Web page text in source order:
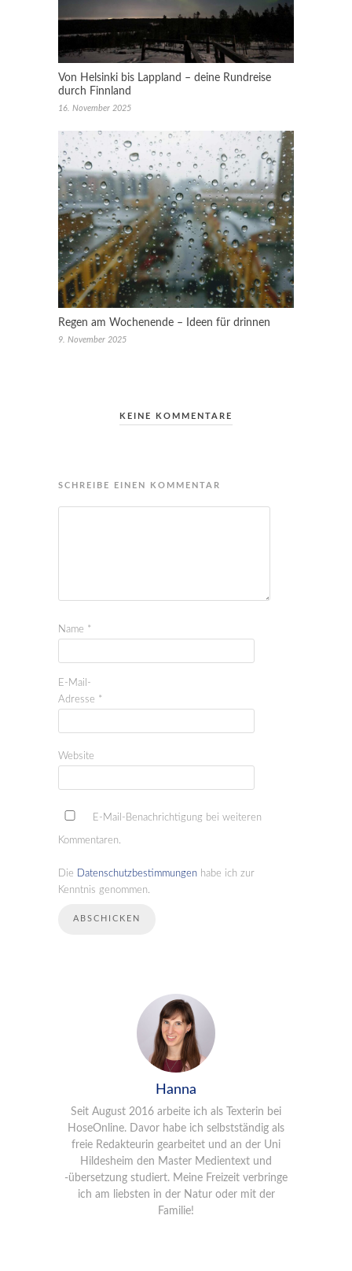
Von Helsinki bis Lappland – deine Rundreise
durch Finnland
16. November 2025
Regen am Wochenende – Ideen für drinnen
9. November 2025
KEINE KOMMENTARE
SCHREIBE EINEN KOMMENTAR
Name *
E-Mail-
Adresse *
Website
E-Mail-Benachrichtigung bei weiteren
Kommentaren.
Die Datenschutzbestimmungen habe ich zur
Kenntnis genommen.
Hanna
Seit August 2016 arbeite ich als Texterin bei
HoseOnline. Davor habe ich selbstständig als
freie Redakteurin gearbeitet und an der Uni
Hildesheim den Master Medientext und
-übersetzung studiert. Meine Freizeit verbringe
ich am liebsten in der Natur oder mit der
Familie!